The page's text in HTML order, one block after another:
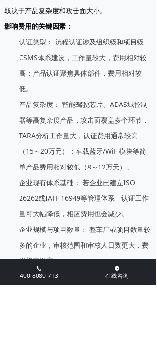
取决于产品复杂度和攻击面大小。
影响费用的关键因素：
认证类型： 流程认证涉及组织级和项目级
CSMS体系建设，工作量较大，费用相对较
高；产品认证聚焦具体部件，费用相对较
低。
产品复杂度： 智能驾驶芯片、ADAS域控制
器等高复杂度产品，攻击面覆盖多个环节，
TARA分析工作量大，认证费用通常较高
（15～20万元）；车载蓝牙/WiFi模块等简
单产品费用相对较低（8～12万元）。
企业现有体系基础： 若企业已建立ISO
26262或IATF 16949等管理体系，认证工作
量可大幅降低，相应费用也会减少。
企业规模与项目数量： 整车厂或项目数量较
多的企业，审核范围和审核人日数更大，费
用相应提高。
咨询机构选择：
不同咨询机构的报价差异较
끅
400-8080-713
끁
在线咨询